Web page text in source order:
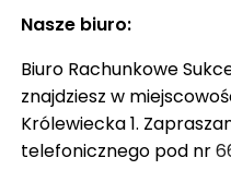
Nasze biuro:
Biuro Rachunkowe
znajdziesz w
Królewiecka 1.
telefonicznego pod nr